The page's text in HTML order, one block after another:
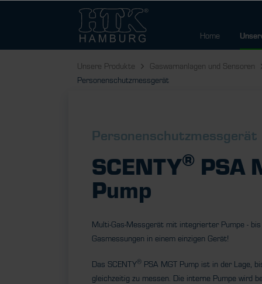
Home
Unsere Produkte
Gaswarnanlagen und Sensoren
Personenschutzmessgerät
Personenschutzmessgerät
SCENTY® PSA
Pump
Multi-Gas-Messgerät mit integrierter Pumpe -
Gasmessungen in einem einzigen Gerät!
Das SCENTY® PSA MGT Pump ist in der Lage,
gleichzeitig zu messen. Die interne Pumpe wird